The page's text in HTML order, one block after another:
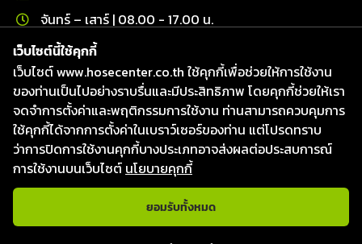
จันทร์ – เสาร์ | 08.00 - 17.00 น.
ติดต่อเรา
Line : @hosecenter
Hose Center ศูนย์รวมท่อ สายยาง และข้อต่อ
Hose Center ศูนย์รวมท่อ สายยาง และข้อต่อ
Hosecenter
แชทกับเจ้าหน้าที่
เว็บไซต์นี้ใช้คุกกี้
เว็บไซต์ www.hosecenter.co.th ใช้คุกกี้เพื่อช่วยให้การใช้งาน
ของท่านเป็นไปอย่างราบรื่นและมีประสิทธิภาพ โดยคุกกี้ช่วยให้เรา
จดจำการตั้งค่าและพฤติกรรมการใช้งาน ท่านสามารถควบคุมการ
ใช้คุกกี้ได้จากการตั้งค่าในเบราว์เซอร์ของท่าน แต่โปรดทราบ
ว่าการปิดการใช้งานคุกกี้บางประเภทอาจส่งผลต่อประสบการณ์
การใช้งานบนเว็บไซต์ นโยบายคุกกี้
ยอมรับทั้งหมด